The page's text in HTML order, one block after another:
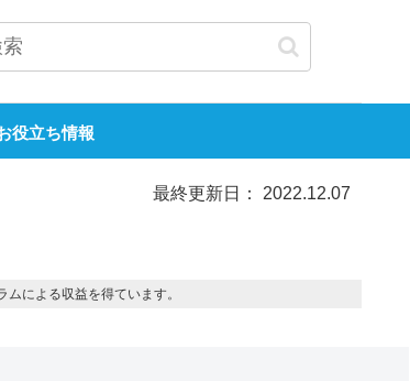
役立ち情報
最終更新日： 2022.12.07
による収益を得ています。